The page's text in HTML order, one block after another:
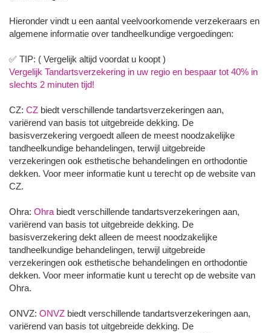
Hieronder vindt u een aantal veelvoorkomende verzekeraars en
algemene informatie over tandheelkundige vergoedingen:
✅ TIP: ( Vergelijk altijd voordat u koopt )
Vergelijk Tandartsverzekering in uw regio en bespaar tot 40% in
slechts 2 minuten tijd!
CZ: CZ biedt verschillende tandartsverzekeringen aan,
variërend van basis tot uitgebreide dekking. De
basisverzekering vergoedt alleen de meest noodzakelijke
tandheelkundige behandelingen, terwijl uitgebreide
verzekeringen ook esthetische behandelingen en orthodontie
dekken. Voor meer informatie kunt u terecht op de website van
CZ.
Ohra: Ohra biedt verschillende tandartsverzekeringen aan,
variërend van basis tot uitgebreide dekking. De
basisverzekering dekt alleen de meest noodzakelijke
tandheelkundige behandelingen, terwijl uitgebreide
verzekeringen ook esthetische behandelingen en orthodontie
dekken. Voor meer informatie kunt u terecht op de website van
Ohra.
ONVZ: ONVZ biedt verschillende tandartsverzekeringen aan,
variërend van basis tot uitgebreide dekking. De